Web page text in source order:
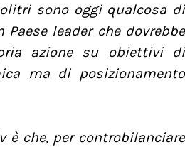
sono oggi qualcosa di
leader che dovrebbe
azione su obiettivi di
ma di posizionamento
è che, per controbilanciare